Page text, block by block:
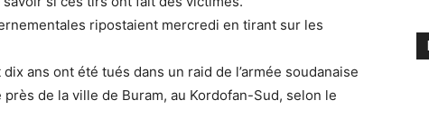
ripostaient mercredi en tirant sur les
ans ont été tués dans un raid de l’armée soudanaise
de la ville de Buram, au Kordofan-Sud, selon le